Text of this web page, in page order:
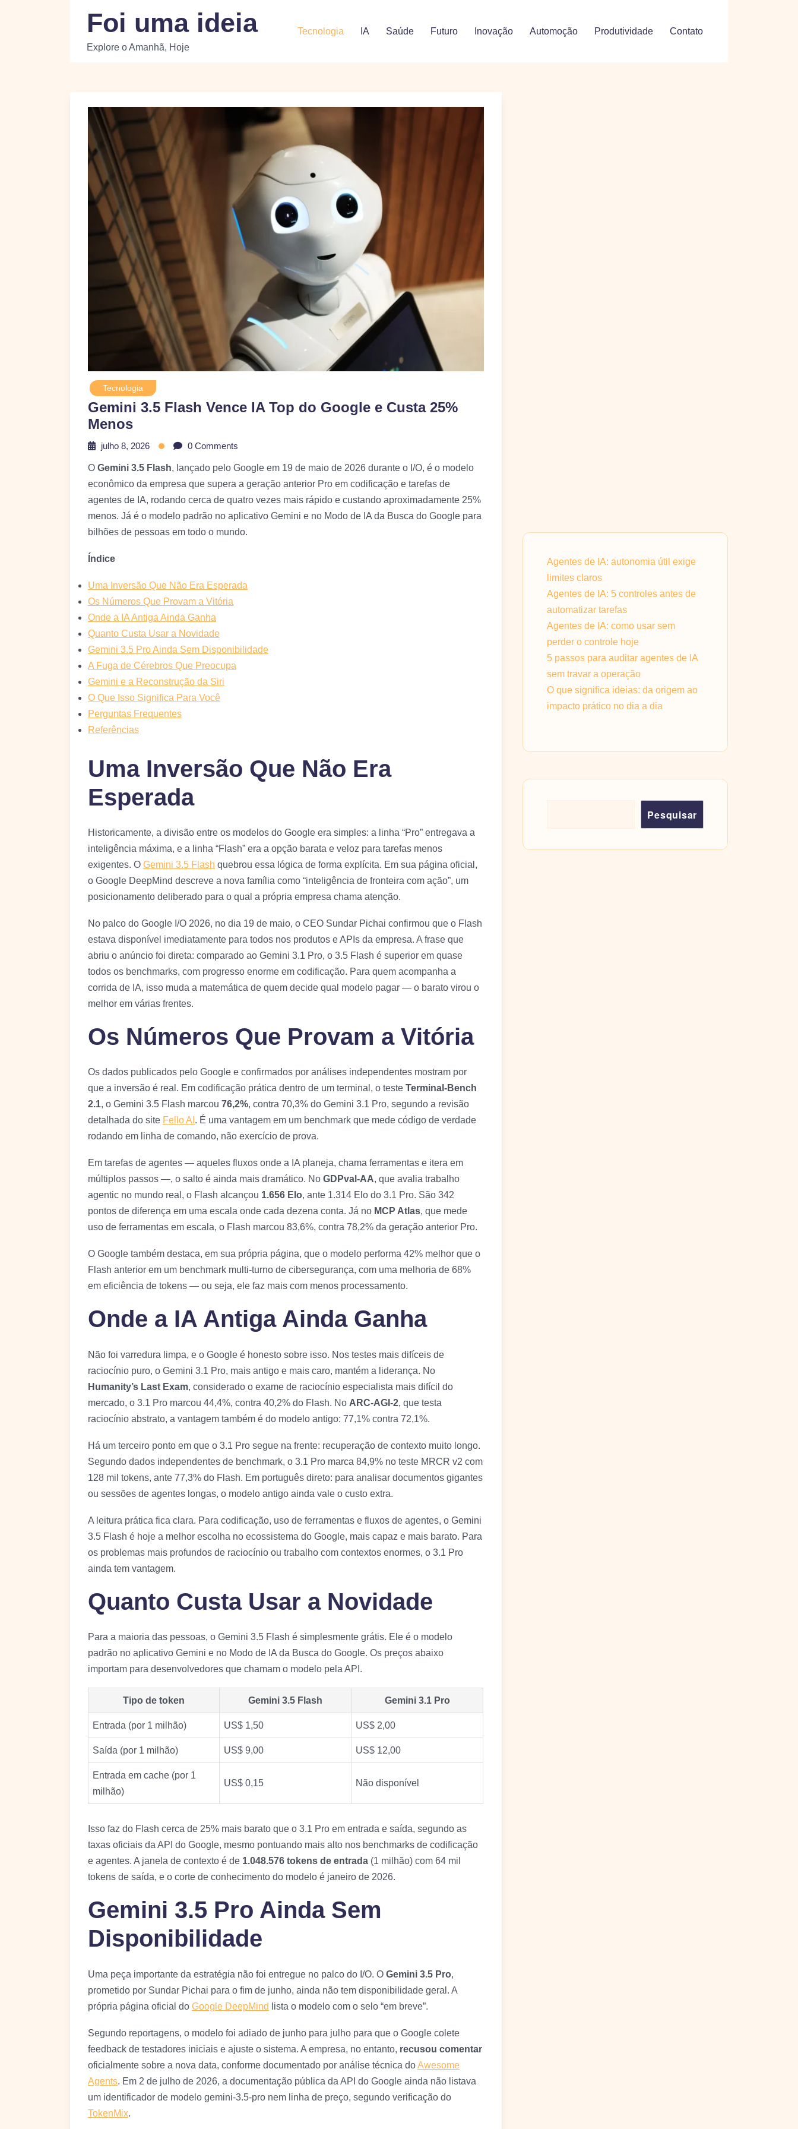
Foi uma ideia
Explore o Amanhã, Hoje
Tecnologia IA Saúde Futuro Inovação Automoção Produtividade Contato
Tecnologia
Gemini 3.5 Flash Vence IA Top do Google e Custa 25%
Menos
julho 8, 2026 0 Comments
O Gemini 3.5 Flash, lançado pelo Google em 19 de maio de 2026 durante o I/O, é o modelo
econômico da empresa que supera a geração anterior Pro em codificação e tarefas de
agentes de IA, rodando cerca de quatro vezes mais rápido e custando aproximadamente 25%
menos. Já é o modelo padrão no aplicativo Gemini e no Modo de IA da Busca do Google para
bilhões de pessoas em todo o mundo.
Índice
Uma Inversão Que Não Era Esperada
Os Números Que Provam a Vitória
Onde a IA Antiga Ainda Ganha
Quanto Custa Usar a Novidade
Gemini 3.5 Pro Ainda Sem Disponibilidade
A Fuga de Cérebros Que Preocupa
Gemini e a Reconstrução da Siri
O Que Isso Significa Para Você
Perguntas Frequentes
Referências
Uma Inversão Que Não Era
Esperada
Historicamente, a divisão entre os modelos do Google era simples: a linha “Pro” entregava a
inteligência máxima, e a linha “Flash” era a opção barata e veloz para tarefas menos
exigentes. O Gemini 3.5 Flash quebrou essa lógica de forma explícita. Em sua página oficial,
o Google DeepMind descreve a nova família como “inteligência de fronteira com ação”, um
posicionamento deliberado para o qual a própria empresa chama atenção.
No palco do Google I/O 2026, no dia 19 de maio, o CEO Sundar Pichai confirmou que o Flash
estava disponível imediatamente para todos nos produtos e APIs da empresa. A frase que
abriu o anúncio foi direta: comparado ao Gemini 3.1 Pro, o 3.5 Flash é superior em quase
todos os benchmarks, com progresso enorme em codificação. Para quem acompanha a
corrida de IA, isso muda a matemática de quem decide qual modelo pagar — o barato virou o
melhor em várias frentes.
Os Números Que Provam a Vitória
Os dados publicados pelo Google e confirmados por análises independentes mostram por
que a inversão é real. Em codificação prática dentro de um terminal, o teste Terminal-Bench
2.1, o Gemini 3.5 Flash marcou 76,2%, contra 70,3% do Gemini 3.1 Pro, segundo a revisão
detalhada do site Fello AI . É uma vantagem em um benchmark que mede código de verdade
rodando em linha de comando, não exercício de prova.
Em tarefas de agentes — aqueles fluxos onde a IA planeja, chama ferramentas e itera em
múltiplos passos —, o salto é ainda mais dramático. No GDPval-AA, que avalia trabalho
agentic no mundo real, o Flash alcançou 1.656 Elo, ante 1.314 Elo do 3.1 Pro. São 342
pontos de diferença em uma escala onde cada dezena conta. Já no MCP Atlas, que mede
uso de ferramentas em escala, o Flash marcou 83,6%, contra 78,2% da geração anterior Pro.
O Google também destaca, em sua própria página, que o modelo performa 42% melhor que o
Flash anterior em um benchmark multi-turno de cibersegurança, com uma melhoria de 68%
em eficiência de tokens — ou seja, ele faz mais com menos processamento.
Onde a IA Antiga Ainda Ganha
Não foi varredura limpa, e o Google é honesto sobre isso. Nos testes mais difíceis de
raciocínio puro, o Gemini 3.1 Pro, mais antigo e mais caro, mantém a liderança. No
Humanity’s Last Exam, considerado o exame de raciocínio especialista mais difícil do
mercado, o 3.1 Pro marcou 44,4%, contra 40,2% do Flash. No ARC-AGI-2, que testa
raciocínio abstrato, a vantagem também é do modelo antigo: 77,1% contra 72,1%.
Há um terceiro ponto em que o 3.1 Pro segue na frente: recuperação de contexto muito longo.
Segundo dados independentes de benchmark, o 3.1 Pro marca 84,9% no teste MRCR v2 com
128 mil tokens, ante 77,3% do Flash. Em português direto: para analisar documentos gigantes
ou sessões de agentes longas, o modelo antigo ainda vale o custo extra.
A leitura prática fica clara. Para codificação, uso de ferramentas e fluxos de agentes, o Gemini
3.5 Flash é hoje a melhor escolha no ecossistema do Google, mais capaz e mais barato. Para
os problemas mais profundos de raciocínio ou trabalho com contextos enormes, o 3.1 Pro
ainda tem vantagem.
Quanto Custa Usar a Novidade
Para a maioria das pessoas, o Gemini 3.5 Flash é simplesmente grátis. Ele é o modelo
padrão no aplicativo Gemini e no Modo de IA da Busca do Google. Os preços abaixo
importam para desenvolvedores que chamam o modelo pela API.
Tipo de token Gemini 3.5 Flash Gemini 3.1 Pro
Entrada (por 1 milhão) US$ 1,50 US$ 2,00
Saída (por 1 milhão) US$ 9,00 US$ 12,00
Entrada em cache (por 1
milhão)
US$ 0,15 Não disponível
Isso faz do Flash cerca de 25% mais barato que o 3.1 Pro em entrada e saída, segundo as
taxas oficiais da API do Google, mesmo pontuando mais alto nos benchmarks de codificação
e agentes. A janela de contexto é de 1.048.576 tokens de entrada (1 milhão) com 64 mil
tokens de saída, e o corte de conhecimento do modelo é janeiro de 2026.
Gemini 3.5 Pro Ainda Sem
Disponibilidade
Uma peça importante da estratégia não foi entregue no palco do I/O. O Gemini 3.5 Pro,
prometido por Sundar Pichai para o fim de junho, ainda não tem disponibilidade geral. A
própria página oficial do Google DeepMind lista o modelo com o selo “em breve”.
Segundo reportagens, o modelo foi adiado de junho para julho para que o Google colete
feedback de testadores iniciais e ajuste o sistema. A empresa, no entanto, recusou comentar
oficialmente sobre a nova data, conforme documentado por análise técnica doAwesome
Agents. Em 2 de julho de 2026, a documentação pública da API do Google ainda não listava
um identificador de modelo gemini-3.5-pro nem linha de preço, segundo verificação do
TokenMix.
Agentes de IA: autonomia útil exige
limites claros
Agentes de IA: 5 controles antes de
automatizar tarefas
Agentes de IA: como usar sem
perder o controle hoje
5 passos para auditar agentes de IA
sem travar a operação
O que significa ideias: da origem ao
impacto prático no dia a dia
Pesquisar